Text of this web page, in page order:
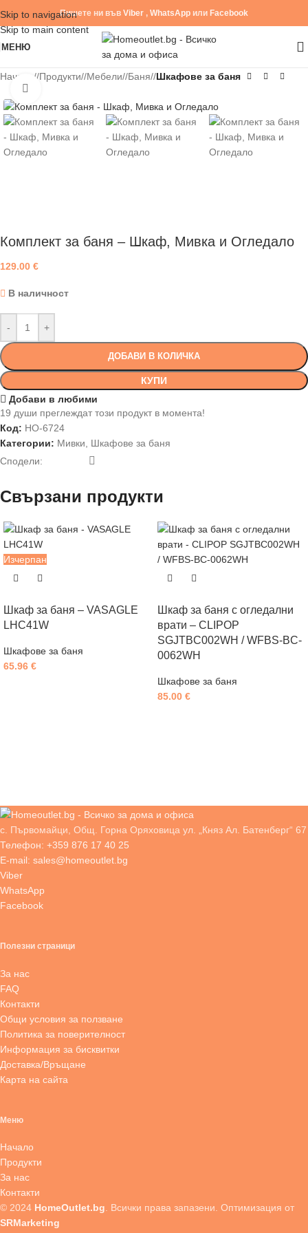
Skip to navigation
Skip to main content
Пишете ни във Viber , WhatsApp или Facebook
МЕНЮ
Начало / Продукти/ Мебели/ Баня/ Шкафове за баня
Комплект за баня – Шкаф, Мивка и Огледало
129.00 €
В наличност
- +
ДОБАВИ В КОЛИЧКА
КУПИ
Добави в любими
19 души преглеждат този продукт в момента!
Код: HO-6724
Категории: Мивки, Шкафове за баня
Сподели:
Свързани продукти
Изчерпан
Шкаф за баня – VASAGLE
LHC41W
Шкафове за баня
65.96 €
Шкаф за баня с огледални
врати – CLIPOP
SGJTBC002WH / WFBS-BC-
0062WH
Шкафове за баня
85.00 €
с. Първомайци, Общ. Горна Оряховица ул. „Княз Ал. Батенберг“ 67
Телефон: +359 876 17 40 25
E-mail: sales@homeoutlet.bg
Viber
WhatsApp
Facebook
Полезни страници
За нас
FAQ
Контакти
Общи условия за ползване
Политика за поверителност
Информация за бисквитки
Доставка/Връщане
Карта на сайта
Меню
Начало
Продукти
За нас
Контакти
© 2024 HomeOutlet.bg. Всички права запазени. Оптимизация от
SRMarketing